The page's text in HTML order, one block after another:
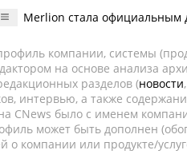
Merlion стала официальным
компании, системы
на основе анализа
разделов (новости
интервью, а также
CNews было с именем
может быть дополнен
о компании или продукте/